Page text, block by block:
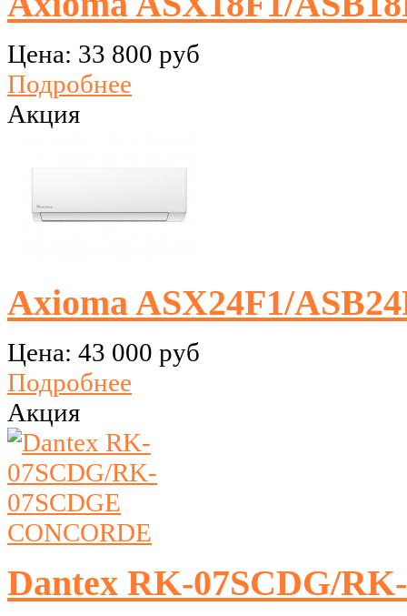
Цена: 33 800 руб
Подробнее
Акция
Axioma ASX24F1/
Цена: 43 000 руб
Подробнее
Акция
Dantex RK-07SCDG/